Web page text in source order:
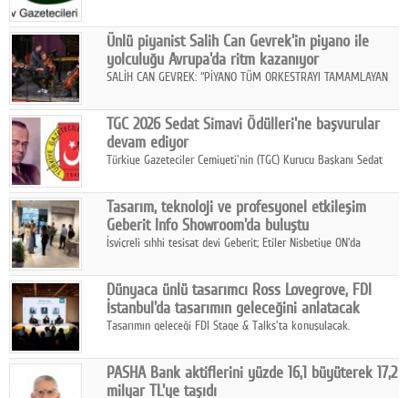
Polemik
Reklam
Yazarlar
Künye
SOSYAL MEDYA
Facebook
Twitter
Google Plus
© 2026 TÜM HAKLARI SAKLIDIR
hedefiyle internet sitesini ve sosyal medya kanallarını yeniledi.
Ünlü piyanist Salih Can Gevrek'in piyano ile
yolculuğu Avrupa'da ritm kazanıyor
SALİH CAN GEVREK: “PİYANO TÜM ORKESTRAYI TAMAMLAYAN
ETKİ YARATIYOR"
TGC 2026 Sedat Simavi Ödülleri'ne başvurular
devam ediyor
Türkiye Gazeteciler Cemiyeti'nin (TGC) Kurucu Başkanı Sedat
Tasarım, teknoloji ve profesyonel etkileşim
Geberit Info Showroom'da buluştu
İsviçreli sıhhi tesisat devi Geberit; Etiler Nisbetiye ON'da
ortaklığıyla özel bir davete ev sahipliği yaptı.
Dünyaca ünlü tasarımcı Ross Lovegrove, FDI
İstanbul'da tasarımın geleceğini anlatacak
Tasarımın geleceği FDI Stage & Talks'ta konuşulacak.
PASHA Bank aktiflerini yüzde 16,1 büyüterek 17,2
milyar TL'ye taşıdı